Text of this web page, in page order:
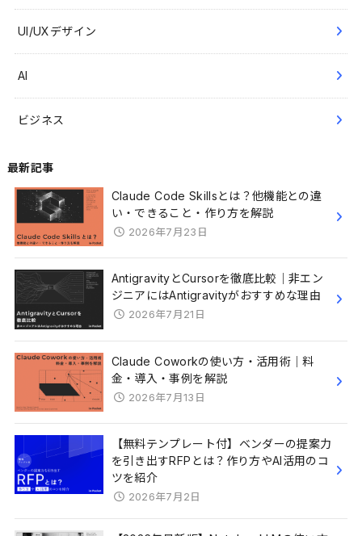
UI/UXデザイン
AI
ビジネス
最新記事
Claude Code Skillsとは？他機能との違
い・できること・作り方を解説
2026年7月23日
AntigravityとCursorを徹底比較｜非エン
ジニアにはAntigravityがおすすめな理由
2026年7月21日
Claude Coworkの使い方・活用術｜料
金・導入・事例を解説
2026年7月13日
【無料テンプレート付】ベンダーの提案力
を引き出すRFPとは？作り方やAI活用のコ
ツを紹介
2026年7月2日